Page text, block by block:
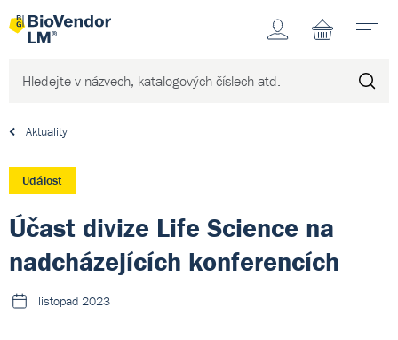
Účet
Aktuality
Událost
Účast divize Life Science na
nadcházejících konferencích
listopad 2023